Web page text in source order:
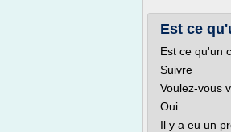
Est ce
Est ce qu'un
Suivre
Voulez-vous
Oui
Il y a eu un